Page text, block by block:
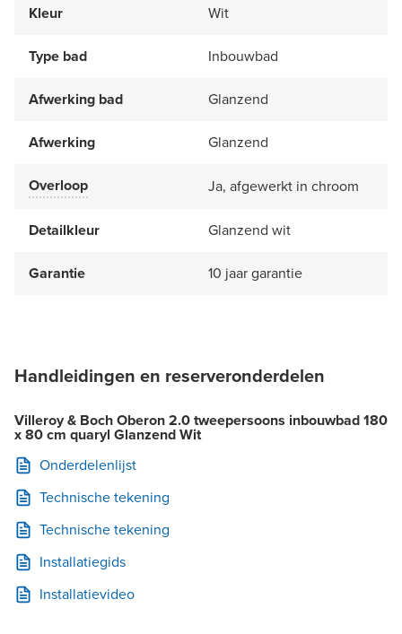
Kleur Wit
Type bad Inbouwbad
Afwerking bad Glanzend
Afwerking Glanzend
Overloop Ja, afgewerkt in chroom
Detailkleur Glanzend wit
Garantie 10 jaar garantie
Handleidingen en reserveronderdelen
Villeroy & Boch Oberon 2.0 tweepersoons inbouwbad 180
x 80 cm quaryl Glanzend Wit
Onderdelenlijst
Technische tekening
Technische tekening
Installatiegids
Installatievideo